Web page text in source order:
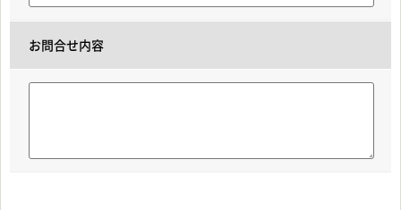
お問合せ内容